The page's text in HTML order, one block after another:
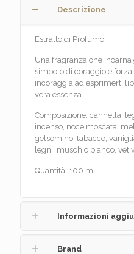
Descrizione
Estratto di Profumo
Una fragranza che
simbolo di coraggio e
incoraggia ad esprimerti
vera essenza.
Composizione: cannella,
incenso, noce moscata,
gelsomino, tabacco,
legni, muschio bianco,
Quantità: 100 ml
Informazioni
Brand